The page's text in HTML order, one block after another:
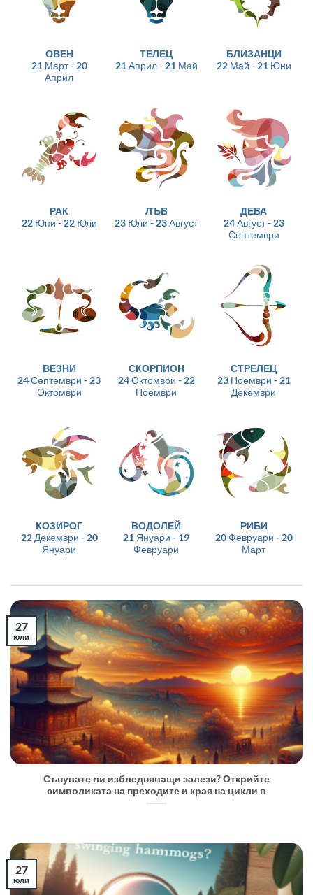
ОВЕН
21 Март - 20
Април
ТЕЛЕЦ
21 Април - 21 Май
БЛИЗАНЦИ
22 Май - 21 Юни
РАК
22 Юни - 22 Юли
ЛЪВ
23 Юли - 23 Август
ДЕВА
24 Август - 23
Септември
ВЕЗНИ
24 Септември - 23
Октомври
СКОРПИОН
24 Октомври - 22
Ноември
СТРЕЛЕЦ
23 Ноември - 21
Декември
КОЗИРОГ
22 Декември - 20
Януари
ВОДОЛЕЙ
21 Януари - 19
Февруари
РИБИ
20 Февруари - 20
Март
Сънувате ли избледняващи залези? Открийте
символиката на преходите и края на цикли в
27
юли
27
юли